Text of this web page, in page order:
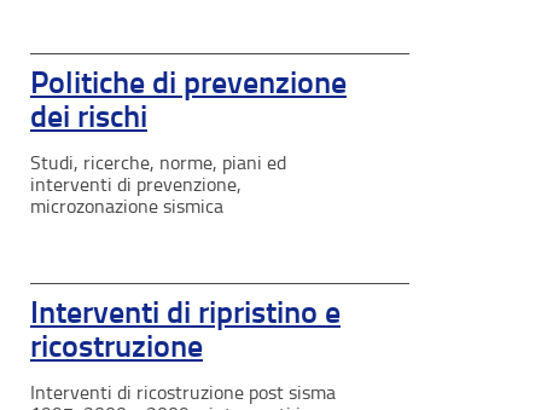
Politiche di prevenzione
dei rischi
Studi, ricerche, norme, piani ed
interventi di prevenzione,
microzonazione sismica
Interventi di ripristino e
ricostruzione
Interventi di ricostruzione post sisma